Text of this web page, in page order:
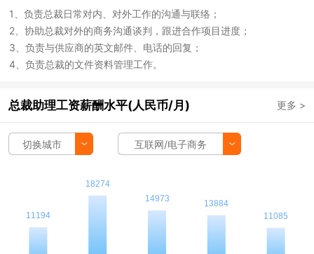
1、负责总裁日常对内、对外工作的沟通与联络；
2、协助总裁对外的商务沟通谈判，跟进合作项目进度；
3、负责与供应商的英文邮件、电话的回复；
4、负责总裁的文件资料管理工作。
总裁助理工资薪酬水平(人民币/月) 更多 >
切换城市 互联网/电子商务